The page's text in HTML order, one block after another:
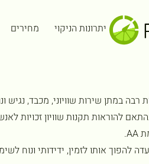
יתרונות הניקוי
מחירים נגישות
רבה במתן שירות שוויוני, מכבד,
להפוך אותו לזמין, ידידותי ונוח